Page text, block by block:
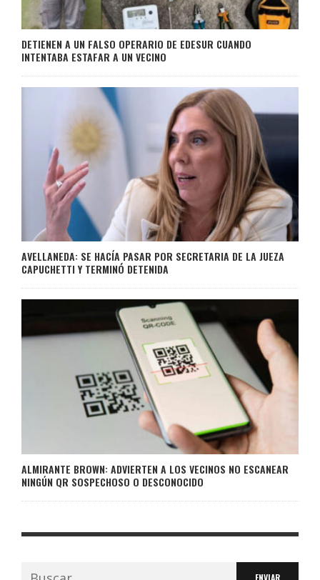
DETIENEN A UN FALSO OPERARIO DE EDESUR CUANDO
INTENTABA ESTAFAR A UN VECINO
AVELLANEDA: SE HACÍA PASAR POR SECRETARIA DE LA JUEZA
CAPUCHETTI Y TERMINÓ DETENIDA
ALMIRANTE BROWN: ADVIERTEN A LOS VECINOS NO ESCANEAR
NINGÚN QR SOSPECHOSO O DESCONOCIDO
Buscar: